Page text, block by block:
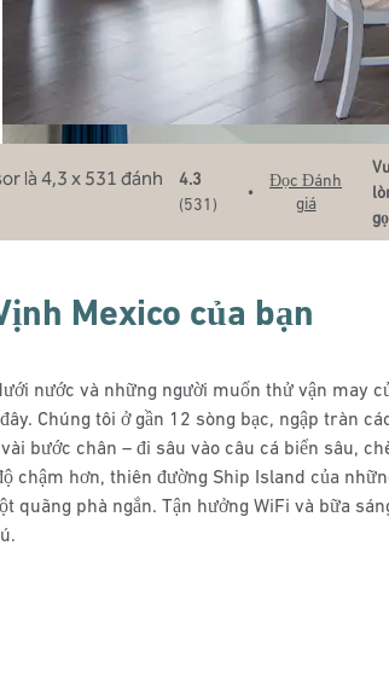
4.3
(531)
•
Đọc Đánh
giá
Mexico của bạn
nước và những người muốn thử vận may
Chúng tôi ở gần 12 sòng bạc, ngập tràn
bước chân – đi sâu vào câu cá biển sâu,
chậm hơn, thiên đường Ship Island của
quãng phà ngắn. Tận hưởng WiFi và bữa